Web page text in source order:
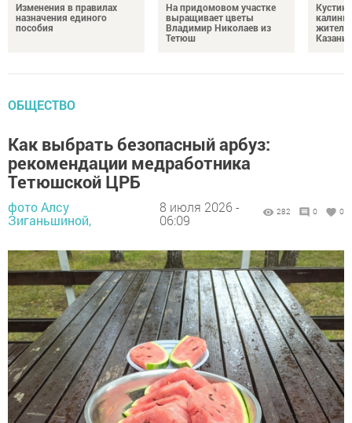
Изменения в правилах
назначения единого
пособия
На придомовом участке
выращивает цветы
Владимир Николаев из
Тетюш
Кустик
калины
Казани
ОБЩЕСТВО
Как выбрать безопасный арбуз:
рекомендации медработника
Тетюшской ЦРБ
фото Алсу
Зиганьшиной,
8 июля 2026 -
06:09
282 0 0